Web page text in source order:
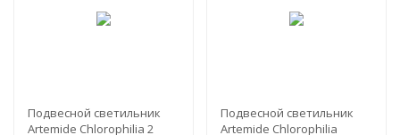
Подвесной светильник
Artemide Chlorophilia 2
Подвесной светильник
Artemide Chlorophilia